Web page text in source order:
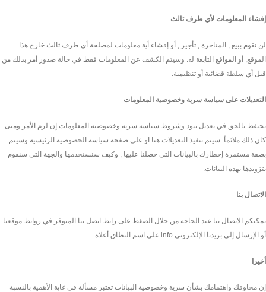
إفشاء المعلومات لأي طرف ثالث
لن نقوم ببيع , المتاجرة , تأجير , أو إفشاء أية معلومات لمصلحة أي طرف ثالث خارج هذا
الموقع, أو المواقع التابعة له. وسيتم الكشف عن المعلومات فقط في حالة صدور أمر بذلك من
قبل أي سلطة قضائية أو تنظيمية.
التعديلات على سياسة سرية وخصوصية المعلومات
نحتفظ بالحق في تعديل بنود وشروط سياسة سرية وخصوصية المعلومات إن لزم الأمر ومتى
كان ذلك ملائماً. سيتم تنفيذ التعديلات هنا او على صفحة سياسة الخصوصية الرئيسية وسيتم
بصفة مستمرة إخطارك بالبيانات التي حصلنا عليها , وكيف سنستخدمها والجهة التي سنقوم
بتزويدها بهذه البيانات.
الاتصال بنا
يمكنكم الاتصال بنا عند الحاجة من خلال الضغط على رابط اتصل بنا المتوفر في روابط موقعنا
أو الإرسال إلى بريدنا الإلكتروني info على اسم النطاق أعلاه
أخيرا
إن مخاوفك واهتمامك بشأن سرية وخصوصية البيانات تعتبر مسألة في غاية الأهمية بالنسبة